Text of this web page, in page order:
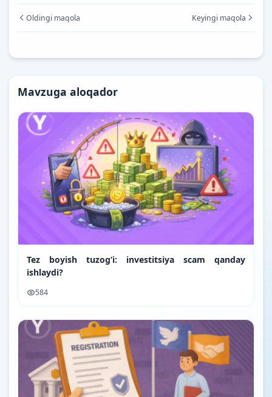
Oldingi maqola Keyingi maqola
Mavzuga aloqador
Tez boyish tuzog‘i: investitsiya scam qanday
ishlaydi?
584